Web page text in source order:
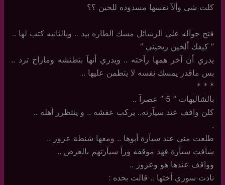
كلت شي وألآ نفسها مسدوده للحين ؟؟
فتح جوآله على الرسائل مسك الطاره بيد ‏.. وبالثانيه كتب لها ..
‏”‏ كيفك ألحين ريحيني ‏”
يدري أن آخر همها رآحته .. ويدري أنهآ بتطنشه وماراح ترد ..
بس ماقدر يمسك نفسه لا يتطمن عليها ..
‏*‏ * *
بالشاليهات ” 5 ” عصرآ ..
كلن واقف عند سيآرته.. يركب عفشه .. و ينتظرر أهله ..
. ‏
طلعت منى عند سيآرة أبوها .. ومعها شنطة عزوز ..
شآفت سيآرة فهد موقفه ورآ سيآرتهم بالعرض ..
وواقف عندها هو وعزوز ..
نادت سوزي أختها .. قالت بحده :